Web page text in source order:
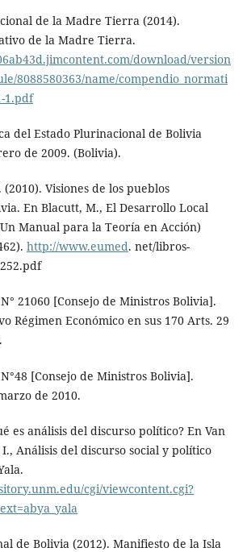
de la Madre Tierra (2014).
de la Madre Tierra.
download/version
8088580363/name/compendio_normati
1.pdf
del Estado Plurinacional de Bolivia
de 2009. (Bolivia).
Visiones de los pueblos
En Blacutt, M., El Desarrollo Local
Manual para la Teoría en Acción)
http://www.eumed. net/libros-
21060 [Consejo de Ministros Bolivia].
Régimen Económico en sus 170 Arts. 29
[Consejo de Ministros Bolivia].
de 2010.
es análisis del discurso político? En Van
Análisis del discurso social y político
cgi/viewcontent.cgi?
de Bolivia (2012). Manifiesto de la Isla